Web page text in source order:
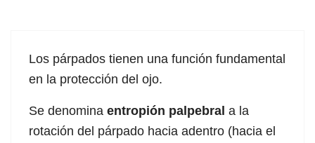
Jul
Los párpados tienen una función fundamental
en la protección del ojo.
Se denomina entropión palpebral a la
rotación del párpado hacia adentro (hacia el